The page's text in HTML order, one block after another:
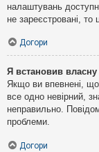
налаштувань
не зареєстровані, то
Догори
Я встановив
Якщо ви впевнені,
все одно невірний,
неправильно.
проблеми.
Догори